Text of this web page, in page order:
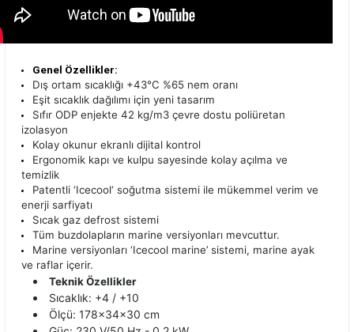
Genel Özellikler:
Dış ortam sıcaklığı +43°C %65 nem oranı
Eşit sıcaklık dağılımı için yeni tasarım
Sıfır ODP enjekte 42 kg/m3 çevre dostu poliüretan
izolasyon
Kolay okunur ekranlı dijital kontrol
Ergonomik kapı ve kulpu sayesinde kolay açılma ve
temizlik
Patentli ‘Icecool‘ soğutma sistemi ile mükemmel verim ve
enerji sarfiyatı
Sıcak gaz defrost sistemi
Tüm buzdolapların marine versiyonları mevcuttur.
Marine versiyonları ‘Icecool marine’ sistemi, marine ayak
ve raflar içerir.
Teknik Özellikler
Sıcaklık: +4 / +10
Ölçü: 178x34x30 cm